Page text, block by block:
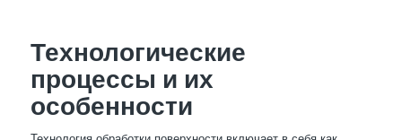
Технологические
процессы и их
особенности